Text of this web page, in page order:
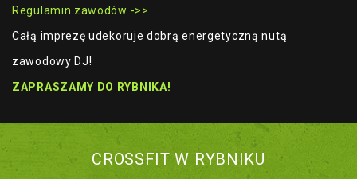
Regulamin zawodów ->>
Całą imprezę udekoruje dobrą energetyczną nutą
zawodowy DJ!
ZAPRASZAMY DO RYBNIKA!
CROSSFIT W RYBNIKU